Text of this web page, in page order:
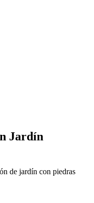
Jardín
de jardín con piedras